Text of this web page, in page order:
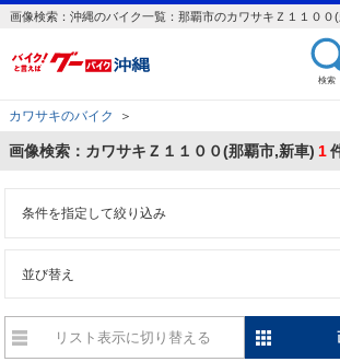
画像検索：沖縄のバイク一覧：那覇市のカワサキＺ１１００
検索
カワサキのバイク ＞
画像検索：カワサキＺ１１００(那覇市,新車) 1
条件を指定して絞り込み
並び替え
リスト表示に切り替える